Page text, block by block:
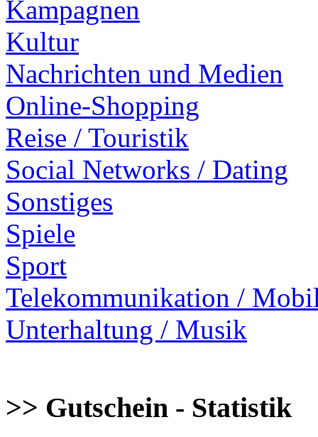
Kampagnen
Kultur
Nachrichten und Medien
Online-Shopping
Reise / Touristik
Social Networks / Dating
Sonstiges
Spiele
Sport
Telekommunikation /
Unterhaltung / Musik
>> Gutschein - Statistik